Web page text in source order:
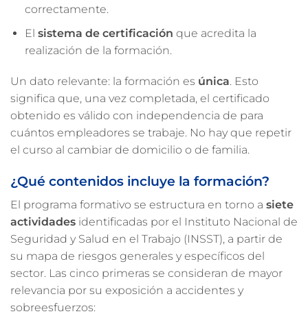
correctamente.
El sistema de certificación que acredita la
realización de la formación.
Un dato relevante: la formación es única. Esto
significa que, una vez completada, el certificado
obtenido es válido con independencia de para
cuántos empleadores se trabaje. No hay que repetir
el curso al cambiar de domicilio o de familia.
¿Qué contenidos incluye la formación?
El programa formativo se estructura en torno a siete
actividades identificadas por el Instituto Nacional de
Seguridad y Salud en el Trabajo (INSST), a partir de
su mapa de riesgos generales y específicos del
sector. Las cinco primeras se consideran de mayor
relevancia por su exposición a accidentes y
sobreesfuerzos: